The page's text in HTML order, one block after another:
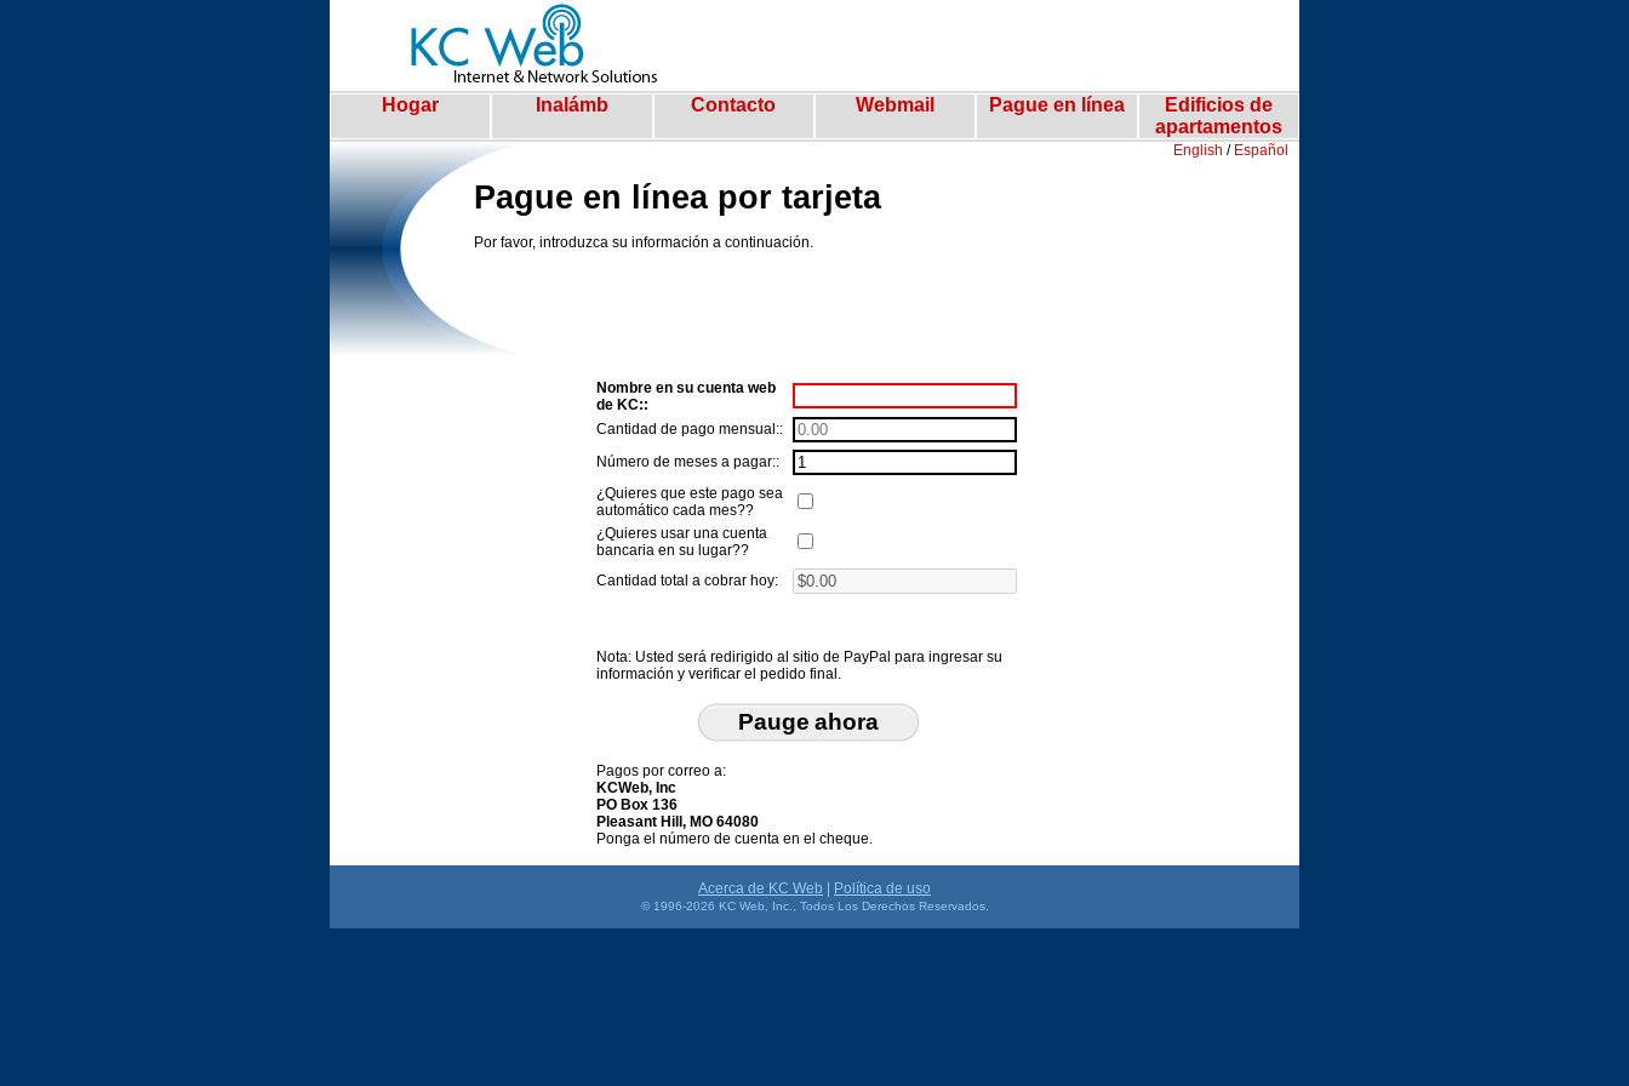
Hogar Inalámb Contacto Webmail Pague en línea
Edificios de
apartamentos
English / Español
Pague en línea por tarjeta
Por favor, introduzca su información a continuación.
Nombre en su cuenta web
de KC::
Cantidad de pago mensual::
Número de meses a pagar::
¿Quieres que este pago sea
automático cada mes??
¿Quieres usar una cuenta
bancaria en su lugar??
Cantidad total a cobrar hoy:
Nota: Usted será redirigido al sitio de PayPal para ingresar su
información y verificar el pedido final.
Pauge ahora
Pagos por correo a:
KCWeb, Inc
PO Box 136
Pleasant Hill, MO 64080
Ponga el número de cuenta en el cheque.
Acerca de KC Web Política de uso
© 1996-2026 KC Web, Inc., Todos Los Derechos Reservados.